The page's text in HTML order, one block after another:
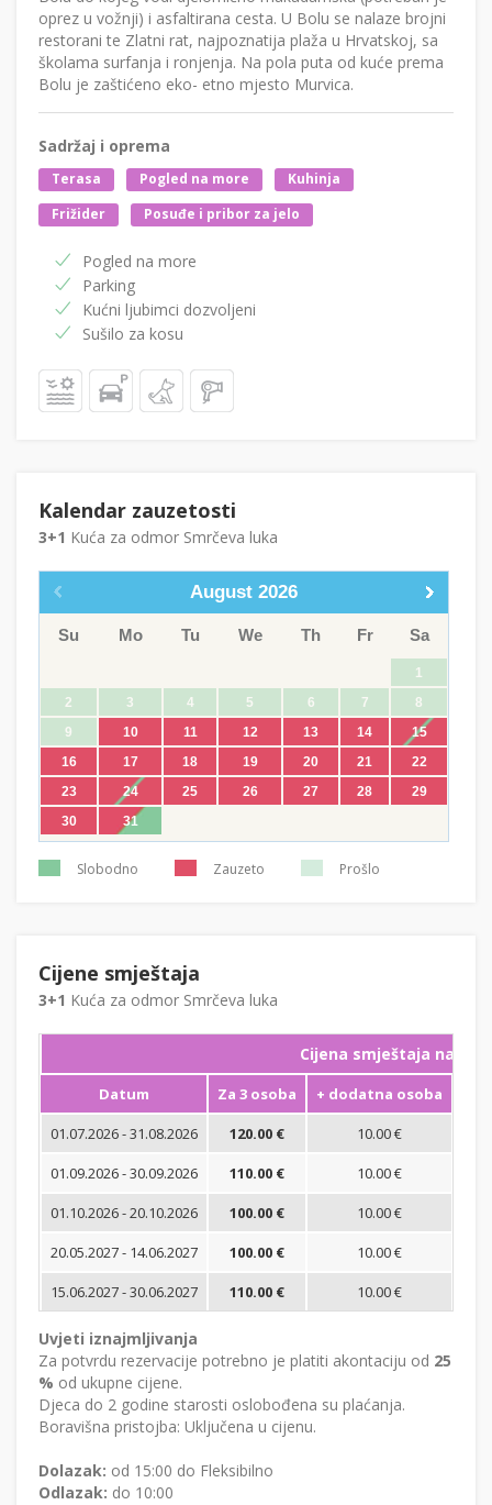
oprez u vožnji) i asfaltirana cesta. U Bolu se nalaze brojni
restorani te Zlatni rat, najpoznatija plaža u Hrvatskoj, sa
školama surfanja i ronjenja. Na pola puta od kuće prema
Bolu je zaštićeno eko- etno mjesto Murvica.
Sadržaj i oprema
Terasa Pogled na more
Kuhinja
Frižider
Posuđe i pribor za jelo
Pogled na more
Parking
Kućni ljubimci dozvoljeni
Sušilo za kosu
Kalendar zauzetosti
3+1 Kuća za odmor Smrčeva luka
August 2026
Su Mo Tu We Th Fr Sa
1
2
3 4 5 6 7
8
9
10 11 12 13 14
15
16
17 18 19 20 21
22
23
24 25 26 27 28
29
30
31
Slobodno Zauzeto Prošlo
Cijene smještaja
3+1 Kuća za odmor Smrčeva luka
Cijena smještaja na noć
Datum Za 3 osoba + dodatna osoba
01.07.2026 - 31.08.2026
120.00 €
10.00 €
01.09.2026 - 30.09.2026
110.00 €
10.00 €
01.10.2026 - 20.10.2026
100.00 €
10.00 €
20.05.2027 - 14.06.2027
100.00 €
10.00 €
15.06.2027 - 30.06.2027
110.00 € 10.00 €
Uvjeti iznajmljivanja
Za potvrdu rezervacije potrebno je platiti akontaciju od 25
% od ukupne cijene.
Djeca do 2 godine starosti oslobođena su plaćanja.
Boravišna pristojba: Uključena u cijenu.
Dolazak: od 15:00 do Fleksibilno
Odlazak: do 10:00